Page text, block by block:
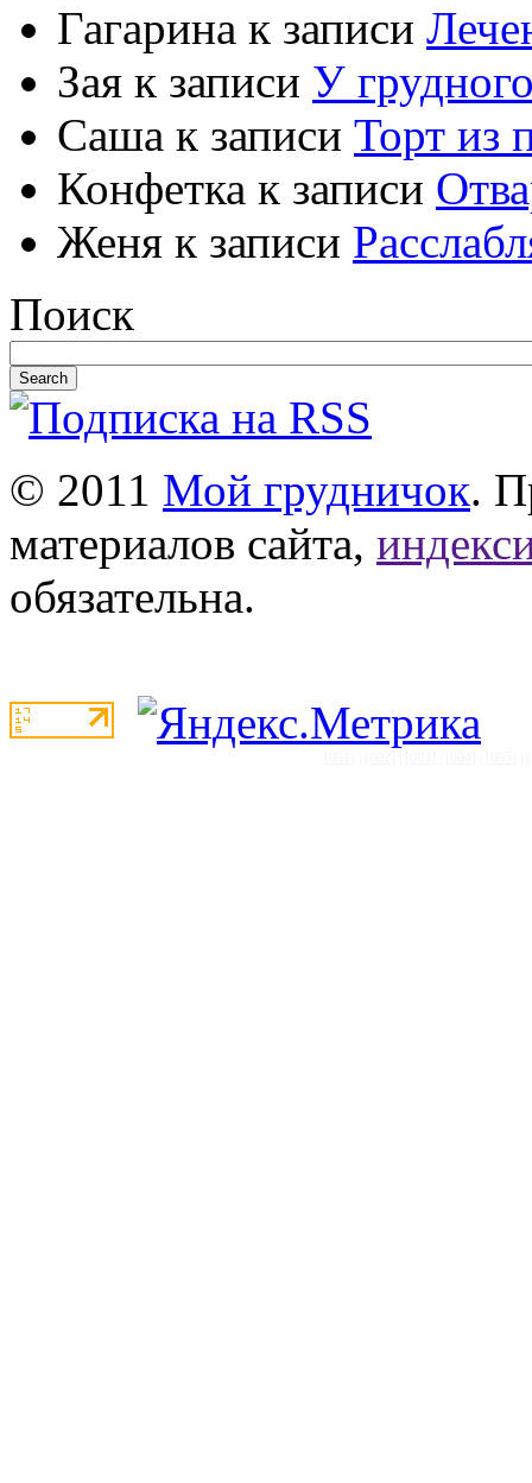
Гагарина к записи
Зая к записи У
Саша к записи Торт из
Конфетка к записи
Женя к записи
Поиск
© 2011 Мой грудничок.
материалов сайта,
обязательна.